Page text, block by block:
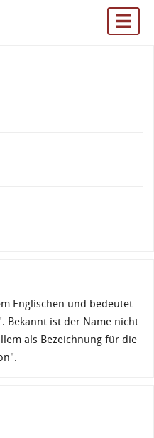
Englischen und bedeutet
Bekannt ist der Name nicht
als Bezeichnung für die